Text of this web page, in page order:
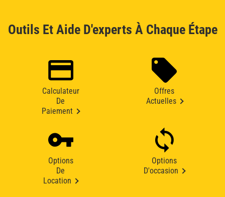
Outils Et Aide D'experts À Chaque Étape
Calculateur
De
Paiement
Offres
Actuelles
Options
De
Location
Options
D'occasion